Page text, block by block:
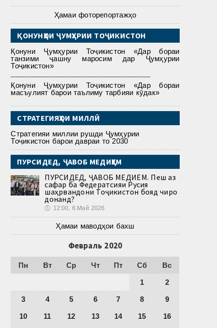
Ҳамаи фоторепортажҳо
ҚОНУНҲОИ ҶУМҲУРИИ ТОҶИКИСТОН
Қонуни Ҷумҳурии Тоҷикистон «Дар бораи
танзими ҷашну маросим дар Ҷумҳурии
Тоҷикистон»
Қонуни Ҷумҳурии Тоҷикистон «Дар бораи
масъулият барои таълиму тарбияи кӯдак»
СТРАТЕГИЯҲОИ МИЛЛӢ
Стратегияи миллии рушди Ҷумҳурии
Тоҷикистон барои давраи то 2030
ПУРСИДЕД, ҶАВОБ МЕДИҲЕМ
ПУРСИДЕД, ҶАВОБ МЕДИҲЕМ. Пеш аз
сафар ба Федератсияи Русия
шаҳрвандони Тоҷикистон бояд чиро
донанд?
🕔 12:00, 6.Май 2026
Ҳамаи маводҳои бахш
Февраль 2020
Пн Вт Ср Чт Пт Сб Вс
1 2
3 4 5 6 7 8 9
10 11 12 13 14 15 16